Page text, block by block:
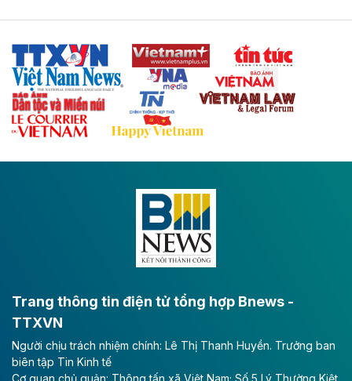
Thái Nguyên và các tỉnh trung du, miền núi phía Bắc
với hệ thống cửa khẩu quốc tế tại Lạng Sơn.
Theo baodautu.vn
Đề xuất đầu tư 11.500 tỷ đồng xây dựng cao
tốc CT.11 qua Ninh Bình
Đông A dài khoảng 25,1 km được kỳ vọng sẽ tạo động
lực phát triển kinh tế - xã hội khu vực phía Nam đồng
Long Thành
Tổng công ty Cảng hàng không Việt Nam - CTCP
(ACV) vừa lập kỷ lục mới về lợi nhuận trong quý
II/2026.
Trang thông tin điện tử tổng hợp Bnews -
TTXVN
Người chịu trách nhiệm chính: Lê Thị Thanh Huyền. Trưởng ban
biên tập Tin Kinh tế
Cơ quan chủ quản: Thông tấn xã Việt Nam; Số 5 Lý Thường Kiệt